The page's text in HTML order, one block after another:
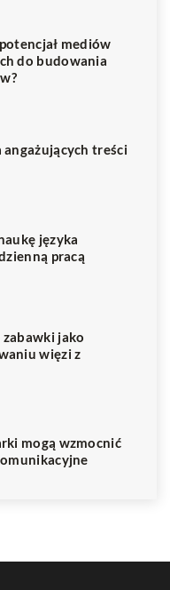
mediów
do budowania
treści
języka
pracą
jako
więzi z
mogą wzmocnić